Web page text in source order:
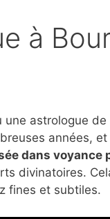
à
astrologue
années, et
dans voyance
divinatoires.
fines et subtiles.